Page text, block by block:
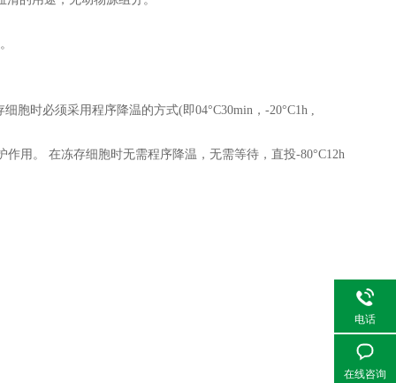
时必须采用程序降温的方式(即04°C30min，-20°C1h ,
用。 在冻存细胞时无需程序降温，无需等待，直投-80°C12h
电话
在线咨询